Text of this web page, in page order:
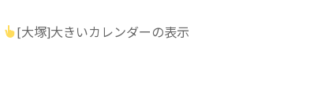
[大塚]大きいカレンダーの表示